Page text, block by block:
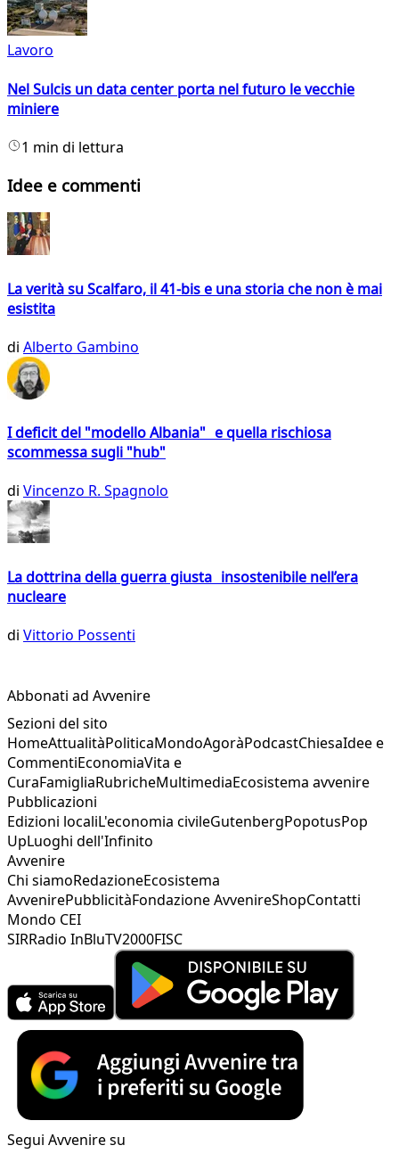
Lavoro
Nel Sulcis un data center porta nel futuro le vecchie
miniere
1 min di lettura
Idee e commenti
La verità su Scalfaro, il 41-bis e una storia che non è mai
esistita
di Alberto Gambino
I deficit del "modello Albania" e quella rischiosa
scommessa sugli "hub"
di Vincenzo R. Spagnolo
La dottrina della guerra giusta insostenibile nell’era
nucleare
di Vittorio Possenti
Abbonati ad Avvenire
Sezioni del sito
HomeAttualitàPoliticaMondoAgoràPodcastChiesaIdee e
CommentiEconomiaVita e
CuraFamigliaRubricheMultimediaEcosistema avvenire
Pubblicazioni
Edizioni localiL'economia civileGutenbergPopotusPop
UpLuoghi dell'Infinito
Avvenire
Chi siamoRedazioneEcosistema
AvvenirePubblicitàFondazione AvvenireShopContatti
Mondo CEI
SIRRadio InBluTV2000FISC
Segui Avvenire su